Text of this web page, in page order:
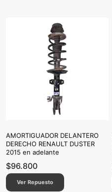
AMORTIGUADOR DELANTERO
DERECHO RENAULT DUSTER
2015 en adelante
$96.800
Ver Repuesto